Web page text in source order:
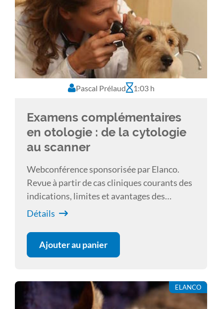
Pascal Prélaud 1:03 h
Examens complémentaires
en otologie : de la cytologie
au scanner
Webconférence sponsorisée par Elanco.
Revue à partir de cas cliniques courants des
indications, limites et avantages des
examens complémentaires en otologie :
endoscopie et imagerie en coupe.
Détails
Ajouter au panier
ELANCO